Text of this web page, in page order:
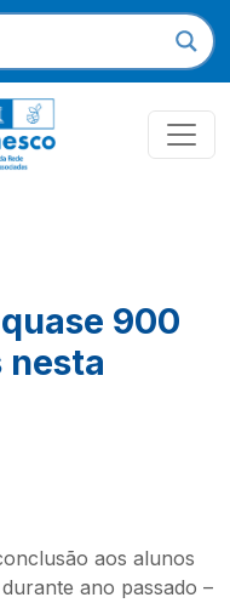
900
nesta
aos alunos
ano passado –